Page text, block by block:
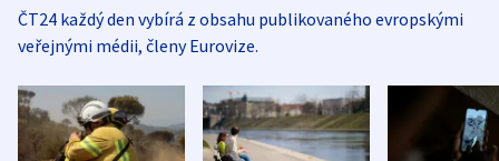
ČT24 každý den vybírá z obsahu publikovaného evropskými
veřejnými médii, členy Eurovize.